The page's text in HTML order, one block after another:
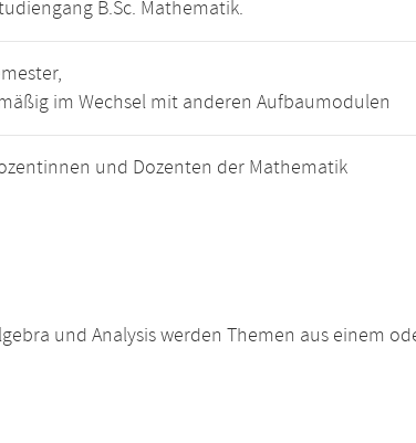
B.Sc. Mathematik.
im Wechsel mit anderen Aufbaumodulen
und Dozenten der Mathematik
und Analysis werden Themen aus einem